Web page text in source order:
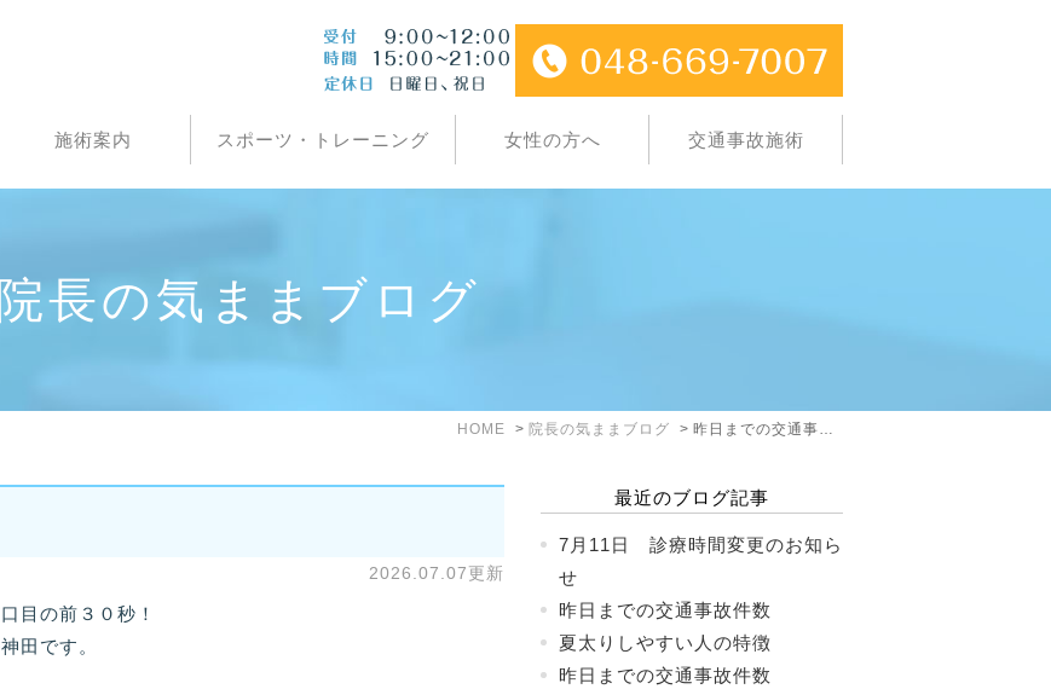
施術案内 スポーツ・トレーニング 女性の方へ 交通事故施術
院長の気ままブログ
HOME 院長の気ままブログ 昨日までの交通事故件数
2026.07.07更新
目の前３０秒！
田です。
最近のブログ記事
7月11日 診療時間変更のお知ら
せ
昨日までの交通事故件数
夏太りしやすい人の特徴
昨日までの交通事故件数